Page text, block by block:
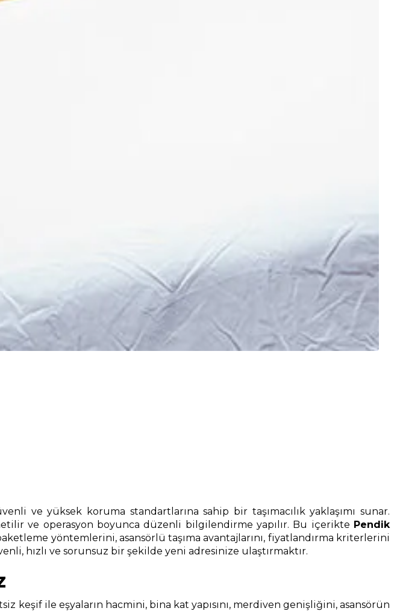
ve yüksek koruma standartlarına sahip bir taşımacılık yaklaşımı sunar.
ve operasyon boyunca düzenli bilgilendirme yapılır. Bu içerikte Pendik
yöntemlerini, asansörlü taşıma avantajlarını, fiyatlandırma kriterlerini
hızlı ve sorunsuz bir şekilde yeni adresinize ulaştırmaktır.
keşif ile eşyaların hacmini, bina kat yapısını, merdiven genişliğini, asansörün